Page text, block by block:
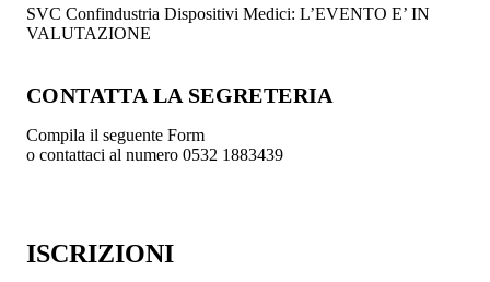
SVC Confindustria Dispositivi Medici: L’EVENTO E’ IN
VALUTAZIONE
CONTATTA LA SEGRETERIA
Compila il seguente Form
o contattaci al numero 0532 1883439
ISCRIZIONI